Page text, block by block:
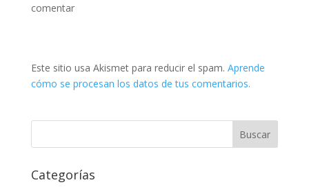
comentar
Este sitio usa Akismet para reducir el spam. Aprende
cómo se procesan los datos de tus comentarios.
Categorías